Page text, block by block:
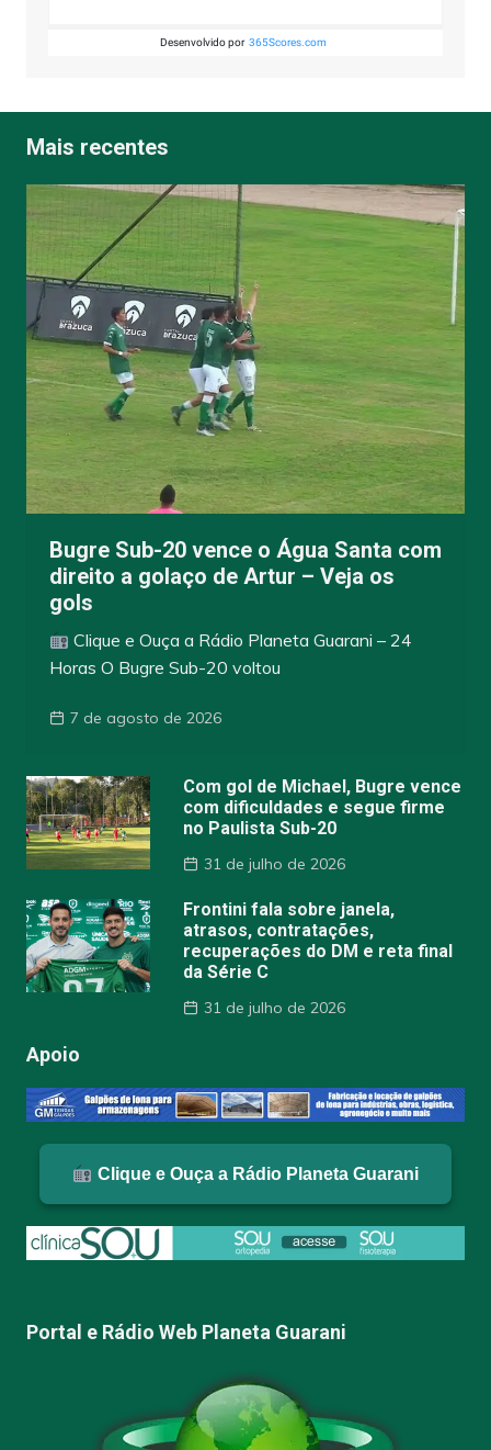
Desenvolvido por 365Scores.com
Mais recentes
Bugre Sub-20 vence o Água Santa com
direito a golaço de Artur – Veja os
gols
Clique e Ouça a Rádio Planeta Guarani – 24
Horas O Bugre Sub-20 voltou
7 de agosto de 2026
Com gol de Michael, Bugre vence
com dificuldades e segue firme
no Paulista Sub-20
31 de julho de 2026
Frontini fala sobre janela,
atrasos, contratações,
recuperações do DM e reta final
da Série C
31 de julho de 2026
Apoio
Clique e Ouça a Rádio Planeta Guarani
Portal e Rádio Web Planeta Guarani